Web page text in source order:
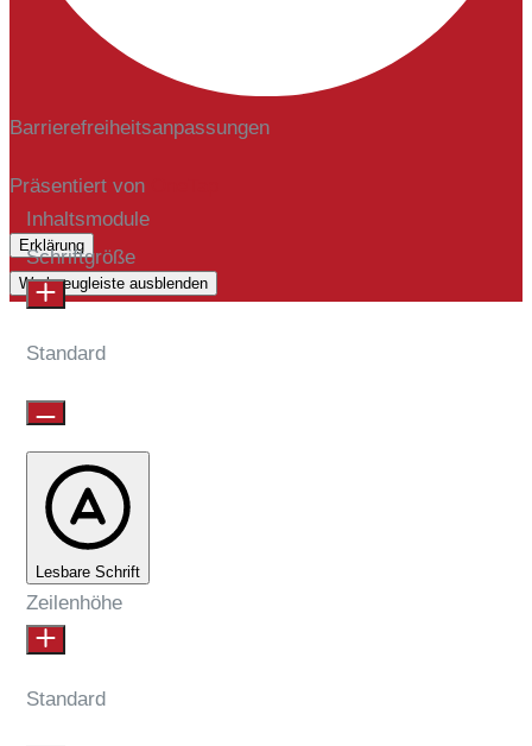
Barrierefreiheitsanpassungen
Präsentiert von
Erklärung
Werkzeugleiste ausblenden
Inhaltsmodule
Schriftgröße
Standard
Lesbare Schrift
Zeilenhöhe
Standard